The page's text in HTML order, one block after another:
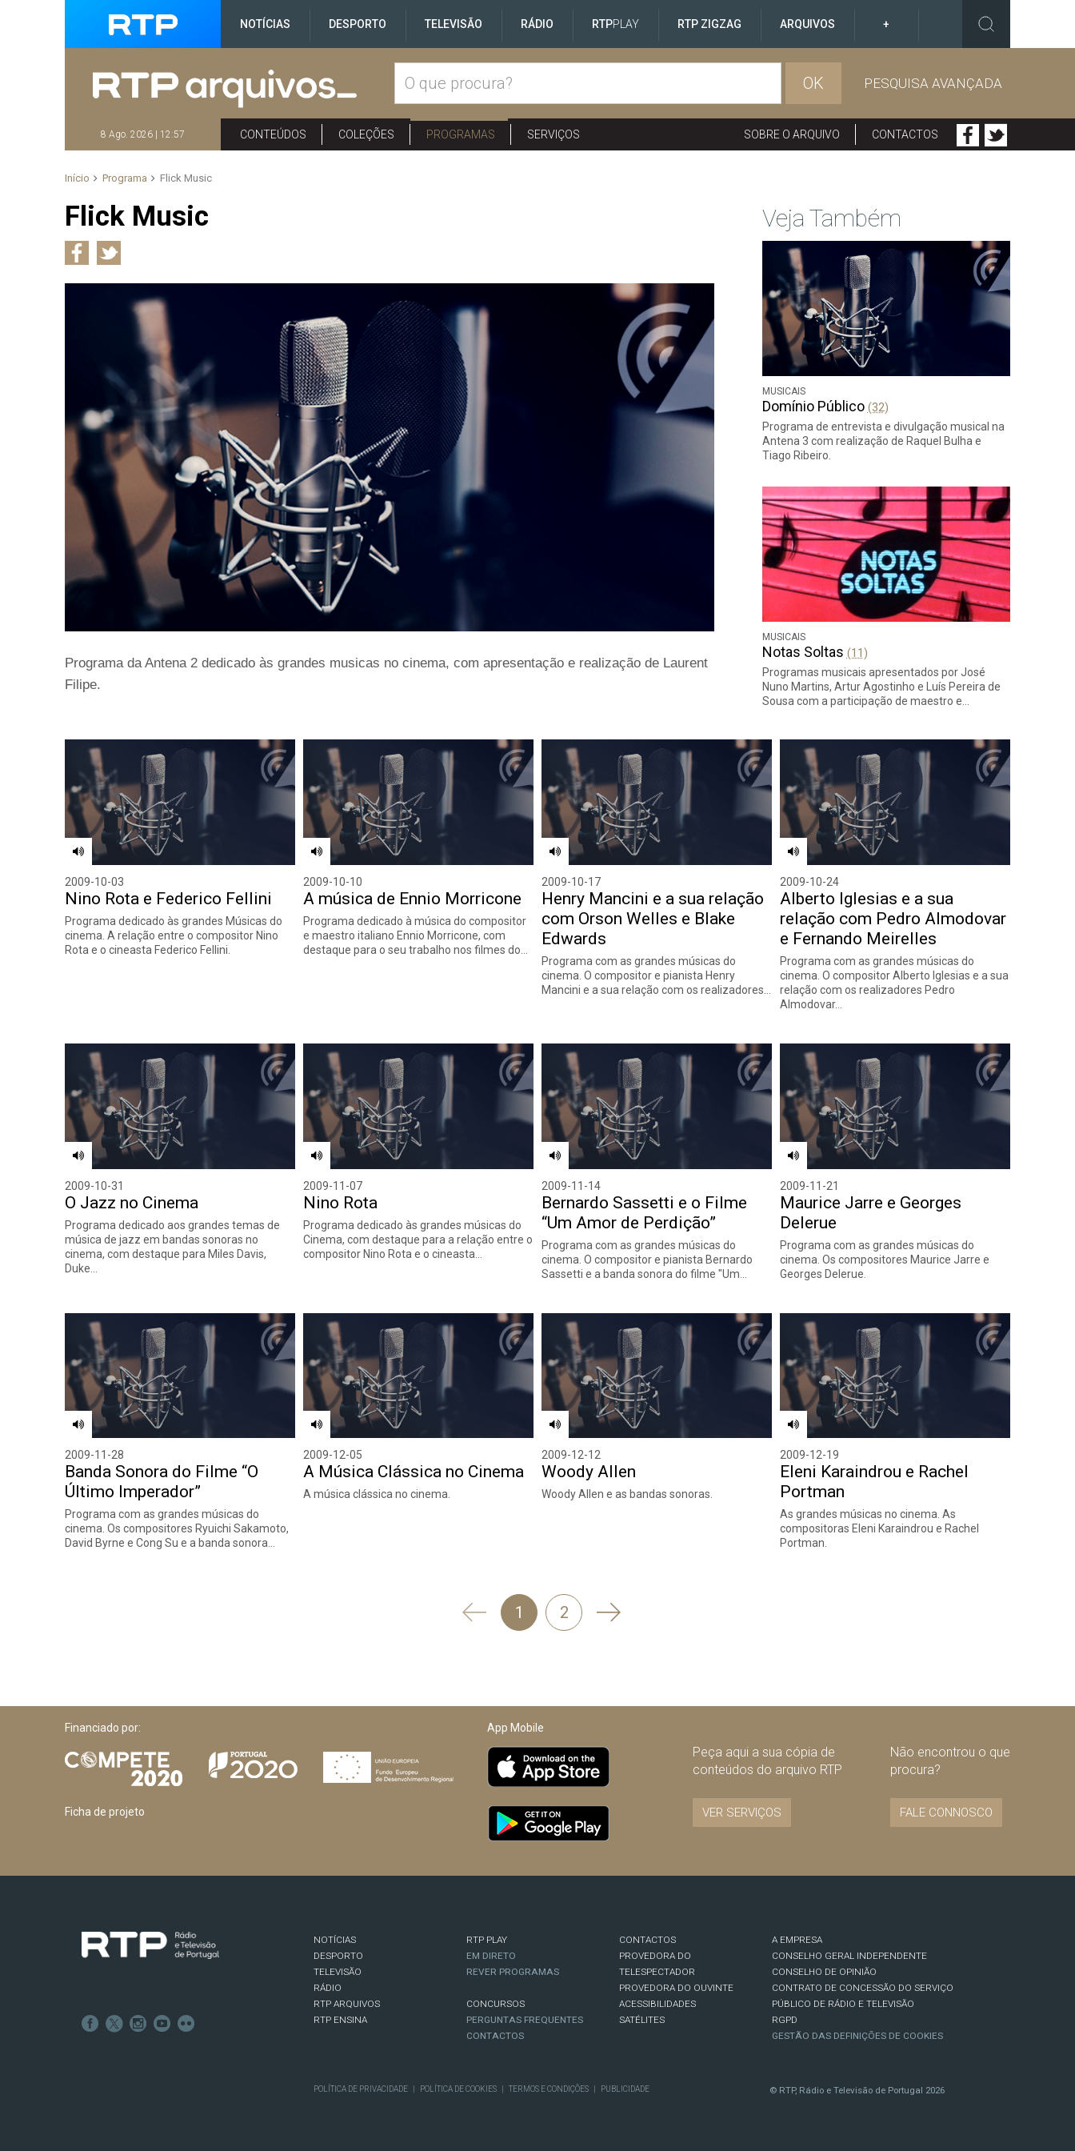
NOTÍCIAS DESPORTO TELEVISÃO RÁDIO RTPPLAY RTP ZIGZAG ARQUIVOS +
OK PESQUISA AVANÇADA
8 Ago. 2026 | 12:57 CONTEÚDOS COLEÇÕES PROGRAMAS SERVIÇOS SOBRE O ARQUIVO CONTACTOS
Início Programa Flick Music
Flick Music
Programa da Antena 2 dedicado às grandes musicas no cinema, com apresentação e realização de Laurent
Filipe.
2009-10-03
Nino Rota e Federico Fellini
Programa dedicado às grandes Músicas do
cinema. A relação entre o compositor Nino
Rota e o cineasta Federico Fellini.
2009-10-10
A música de Ennio Morricone
Programa dedicado à música do compositor
e maestro italiano Ennio Morricone, com
destaque para o seu trabalho nos filmes do…
2009-10-17
Henry Mancini e a sua relação
com Orson Welles e Blake
Edwards
Programa com as grandes músicas do
cinema. O compositor e pianista Henry
Mancini e a sua relação com os realizadores…
2009-10-24
Alberto Iglesias e a sua
relação com Pedro Almodovar
e Fernando Meirelles
Programa com as grandes músicas do
cinema. O compositor Alberto Iglesias e a sua
relação com os realizadores Pedro
Almodovar…
2009-10-31
O Jazz no Cinema
Programa dedicado aos grandes temas de
música de jazz em bandas sonoras no
cinema, com destaque para Miles Davis,
Duke…
2009-11-07
Nino Rota
Programa dedicado às grandes músicas do
Cinema, com destaque para a relação entre o
compositor Nino Rota e o cineasta…
2009-11-14
Bernardo Sassetti e o Filme
“Um Amor de Perdição”
Programa com as grandes músicas do
cinema. O compositor e pianista Bernardo
Sassetti e a banda sonora do filme "Um…
2009-11-21
Maurice Jarre e Georges
Delerue
Programa com as grandes músicas do
cinema. Os compositores Maurice Jarre e
Georges Delerue.
2009-11-28
Banda Sonora do Filme “O
Último Imperador”
Programa com as grandes músicas do
cinema. Os compositores Ryuichi Sakamoto,
David Byrne e Cong Su e a banda sonora…
2009-12-05
A Música Clássica no Cinema
A música clássica no cinema.
2009-12-12
Woody Allen
Woody Allen e as bandas sonoras.
2009-12-19
Eleni Karaindrou e Rachel
Portman
As grandes músicas no cinema. As
compositoras Eleni Karaindrou e Rachel
Portman.
'
1 2 Seguinte
Veja Também
MUSICAIS
Domínio Público (32)
Programa de entrevista e divulgação musical na
Antena 3 com realização de Raquel Bulha e
Tiago Ribeiro.
MUSICAIS
Notas Soltas (11)
Programas musicais apresentados por José
Nuno Martins, Artur Agostinho e Luís Pereira de
Sousa com a participação de maestro e…
Financiado por:
Ficha de projeto
App Mobile
Peça aqui a sua cópia de
conteúdos do arquivo RTP
VER SERVIÇOS
Não encontrou o que
procura?
FALE CONNOSCO
NOTÍCIAS
DESPORTO
TELEVISÃO
RÁDIO
RTP ARQUIVOS
RTP ENSINA
RTP PLAY
EM DIRETO
REVER PROGRAMAS
CONCURSOS
PERGUNTAS FREQUENTES
CONTACTOS
CONTACTOS
PROVEDORA DO
TELESPECTADOR
PROVEDORA DO OUVINTE
ACESSIBILIDADES
SATÉLITES
A EMPRESA
CONSELHO GERAL INDEPENDENTE
CONSELHO DE OPINIÃO
CONTRATO DE CONCESSÃO DO SERVIÇO
PÚBLICO DE RÁDIO E TELEVISÃO
RGPD
GESTÃO DAS DEFINIÇÕES DE COOKIES
POLÍTICA DE PRIVACIDADE POLÍTICA DE COOKIES TERMOS E CONDIÇÕES PUBLICIDADE © RTP, Rádio e Televisão de Portugal 2026